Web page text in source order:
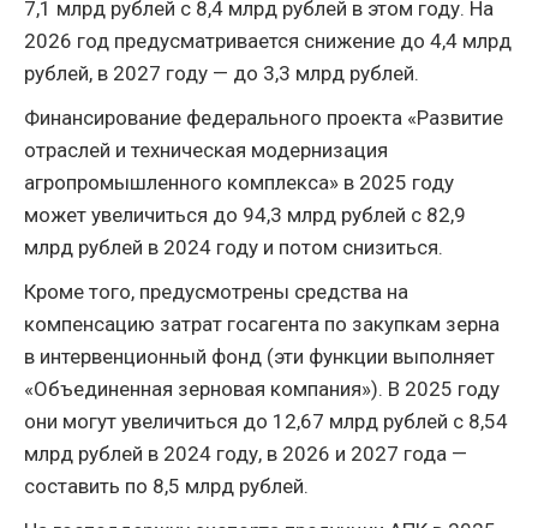
7,1 млрд рублей с 8,4 млрд рублей в этом году. На
2026 год предусматривается снижение до 4,4 млрд
рублей, в 2027 году — до 3,3 млрд рублей.
Финансирование федерального проекта «Развитие
отраслей и техническая модернизация
агропромышленного комплекса» в 2025 году
может увеличиться до 94,3 млрд рублей с 82,9
млрд рублей в 2024 году и потом снизиться.
Кроме того, предусмотрены средства на
компенсацию затрат госагента по закупкам зерна
в интервенционный фонд (эти функции выполняет
«Объединенная зерновая компания»). В 2025 году
они могут увеличиться до 12,67 млрд рублей с 8,54
млрд рублей в 2024 году, в 2026 и 2027 года —
составить по 8,5 млрд рублей.